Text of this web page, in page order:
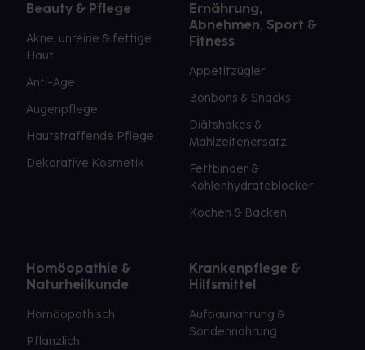
Beauty & Pflege
Akne, unreine & fettige
Haut
Anti-Age
Augenpflege
Hautstraffende Pflege
Dekorative Kosmetik
Ernährung,
Abnehmen, Sport &
Fitness
Appetitzügler
Bonbons & Snacks
Diätshakes &
Mahlzeitenersatz
Fettbinder &
Kohlenhydrateblocker
Kochen & Backen
Homöopathie &
Naturheilkunde
Homöopathisch
Pflanzlich
Krankenpflege &
Hilfsmittel
Aufbaunahrung &
Sondennahrung